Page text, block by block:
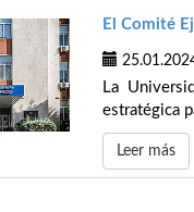
El Comité
La
estratégica
Leer más